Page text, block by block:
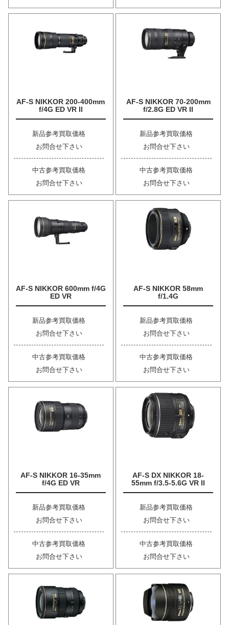
AF-S NIKKOR 200-400mm
f/4G ED VR II
新品参考買取価格
お問合せ下さい
中古参考買取価格
お問合せ下さい
AF-S NIKKOR 70-200mm
f/2.8G ED VR II
新品参考買取価格
お問合せ下さい
中古参考買取価格
お問合せ下さい
AF-S NIKKOR 600mm f/4G
ED VR
新品参考買取価格
お問合せ下さい
中古参考買取価格
お問合せ下さい
AF-S NIKKOR 58mm
f/1.4G
新品参考買取価格
お問合せ下さい
中古参考買取価格
お問合せ下さい
AF-S NIKKOR 16-35mm
f/4G ED VR
新品参考買取価格
お問合せ下さい
中古参考買取価格
お問合せ下さい
AF-S DX NIKKOR 18-
55mm f/3.5-5.6G VR II
新品参考買取価格
お問合せ下さい
中古参考買取価格
お問合せ下さい